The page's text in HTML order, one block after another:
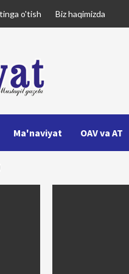
o'tish Biz haqimizda
Ma'naviyat OAV va AT